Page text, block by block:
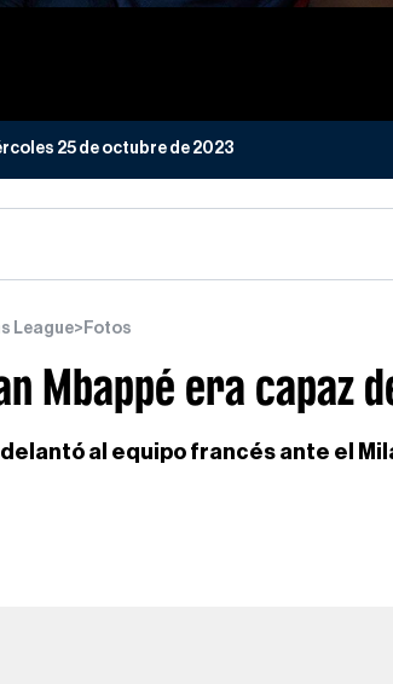
25 de octubre de 2023
League> Fotos
Mbappé era capaz
al equipo francés ante el